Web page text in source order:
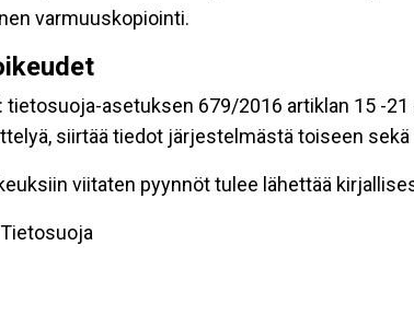
varmuuskopiointi.
tietosuoja-asetuksen 679/2016 artiklan 15 -
siirtää tiedot järjestelmästä toiseen
viitaten pyynnöt tulee lähettää